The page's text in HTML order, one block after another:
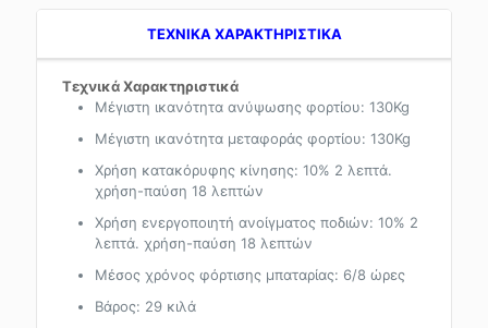
TEXNIKA ΧΑΡΑΚΤΗΡΙΣΤΙΚΑ
Τεχνικά Χαρακτηριστικά
Μέγιστη ικανότητα ανύψωσης φορτίου: 130Kg
Μέγιστη ικανότητα μεταφοράς φορτίου: 130Kg
Χρήση κατακόρυφης κίνησης: 10% 2 λεπτά.
χρήση-παύση 18 λεπτών
Χρήση ενεργοποιητή ανοίγματος ποδιών: 10% 2
λεπτά. χρήση-παύση 18 λεπτών
Μέσος χρόνος φόρτισης μπαταρίας: 6/8 ώρες
Βάρος: 29 κιλά